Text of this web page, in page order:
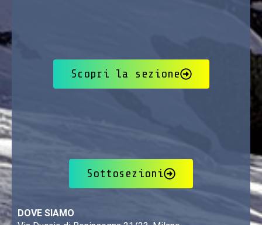
Scopri la sezione
Sottosezioni
DOVE SIAMO